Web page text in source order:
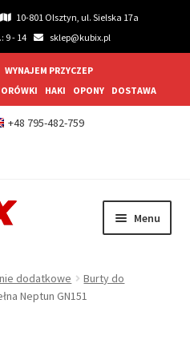
10-801 Olsztyn, ul. Sielska 17a
9 - 14
sklep@kubix.pl
WYNAJEM PRZYCZEP
HAKI OPONY DOSTAWA
+48 795-482-759
Menu
dodatkowe
Burty do
Neptun GN151